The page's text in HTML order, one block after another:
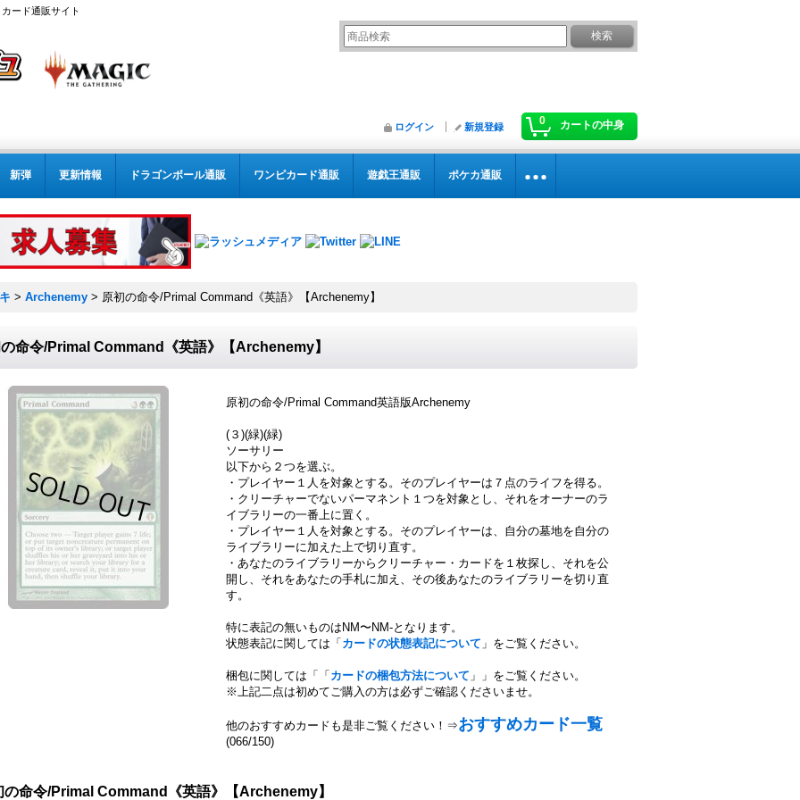
ード通販サイト
0 カートの中身
ログイン 新規登録
新弾 更新情報 ドラゴンボール通販 ワンピカード通販 遊戯王通販 ポケカ通販
> Archenemy > 原初の命令/Primal Command《英語》【Archenemy】
命令/Primal Command《英語》【Archenemy】
原初の命令/Primal Command英語版Archenemy
(３)(緑)(緑)
ソーサリー
以下から２つを選ぶ。
・プレイヤー１人を対象とする。そのプレイヤーは７点のライフを得る。
・クリーチャーでないパーマネント１つを対象とし、それをオーナーのラ
イブラリーの一番上に置く。
・プレイヤー１人を対象とする。そのプレイヤーは、自分の墓地を自分の
ライブラリーに加えた上で切り直す。
・あなたのライブラリーからクリーチャー・カードを１枚探し、それを公
開し、それをあなたの手札に加え、その後あなたのライブラリーを切り直
す。
特に表記の無いものはNM〜NM-となります。
状態表記に関しては「 カードの状態表記について 」をご覧ください。
梱包に関しては「「 カードの梱包方法について 」」をご覧ください。
※上記二点は初めてご購入の方は必ずご確認くださいませ。
他のおすすめカードも是非ご覧ください！⇒おすすめカード一覧
(066/150)
の命令/Primal Command《英語》【Archenemy】